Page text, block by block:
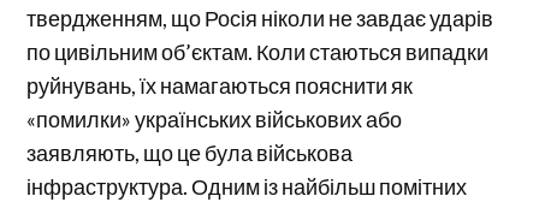
твердженням, що Росія ніколи не завдає ударів
по цивільним об’єктам. Коли стаються випадки
руйнувань, їх намагаються пояснити як
«помилки» українських військових або
заявляють, що це була військова
інфраструктура. Одним із найбільш помітних